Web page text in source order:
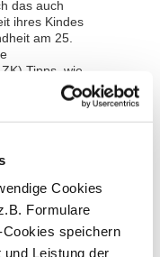
Cookies
Formulare
Cookies speichern
Leistung der
das auch
ihres Kindes
am 25.
Tipps, wie
– was